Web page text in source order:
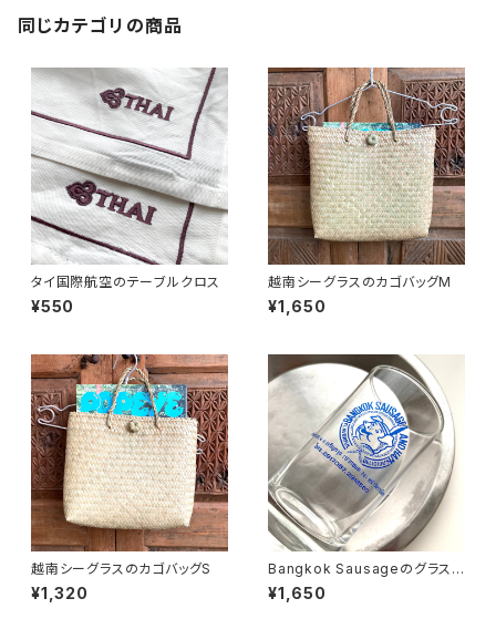
同じカテゴリの商品
タイ国際航空のテーブルクロス
¥550
越南シーグラスのカゴバッグM
¥1,650
越南シーグラスのカゴバッグS
¥1,320
Bangkok Sausageのグラス
（80〜90年代タイ制造）
¥1,650